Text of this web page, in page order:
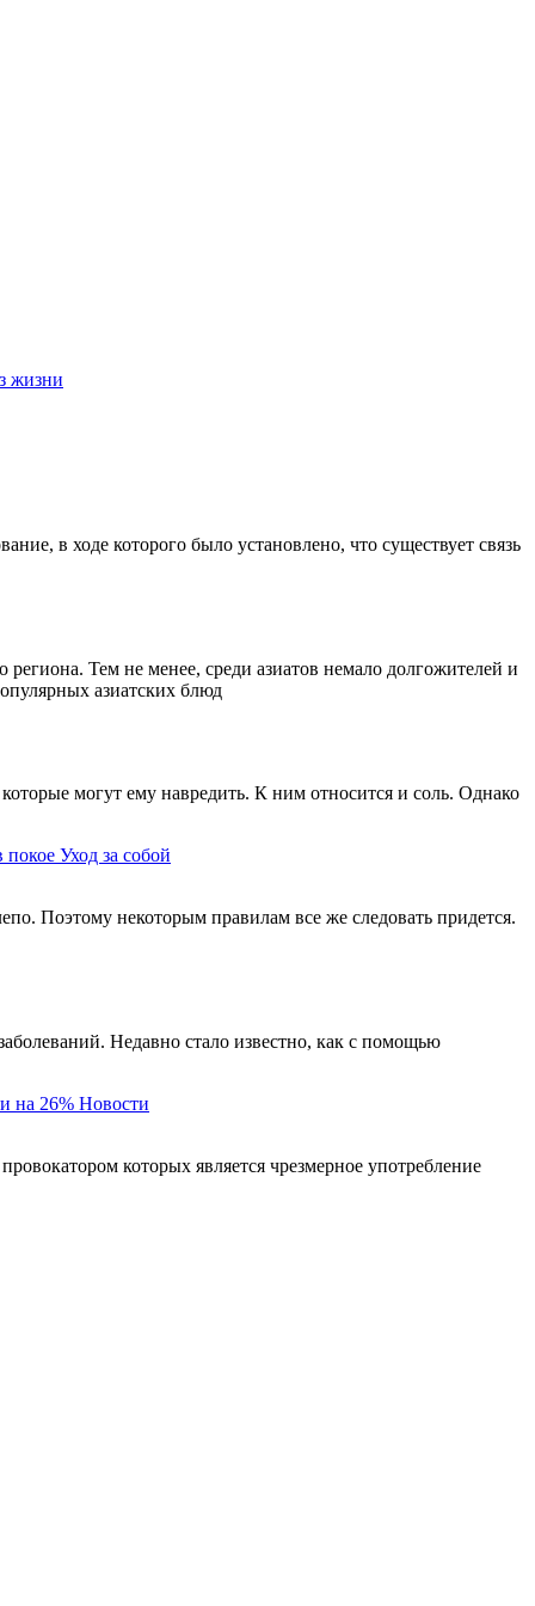
жизни
в ходе которого было установлено, что существует связь
Тем не менее, среди азиатов немало долгожителей и
азиатских блюд
могут ему навредить. К ним относится и соль. Однако
покое Уход за собой
Поэтому некоторым правилам все же следовать придется.
Недавно стало известно, как с помощью
на 26% Новости
которых является чрезмерное употребление